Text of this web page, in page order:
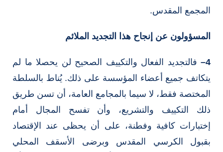
المجمع المقدس.
المسؤولون عن إنجاح هذا التجديد الملائم
4
– فالتجديد الفعال والتكييف الصحيح لن يحصلا ما لم
يتكاتف جميع أعضاء المؤسسة على ذلك. يُناط بالسلطة
المختصة فقط، لا سيما بالمجامع العامة، أن تسن طريق
ذلك التكييف والتشريع، وأن تفسح المجال أمام
إختبارات كافية وفطنة، على أن يحظى عند الإقتصاد
بقبول الكرسي المقدس وبرضى الأسقف المحلي